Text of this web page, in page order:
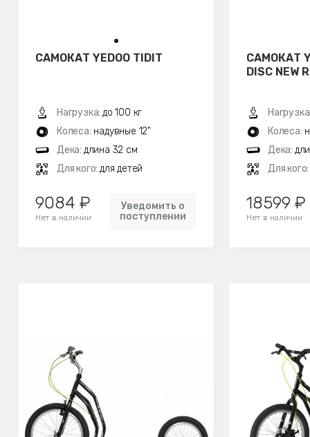
САМОКАТ YEDOO TIDIT
Нагрузка: до 100 кг
Колеса: надувные 12"
Дека: длина 32 см
Для кого: для детей
9084 ₽
Нет в наличии
Уведомить о
поступлении
САМОКАТ
DISC NEW
Колеса:
Дека:
Для кого:
18599 ₽
Нет в наличии